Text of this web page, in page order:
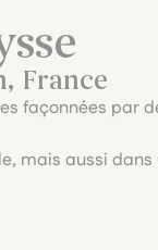
France
façonnées par
mais aussi dans